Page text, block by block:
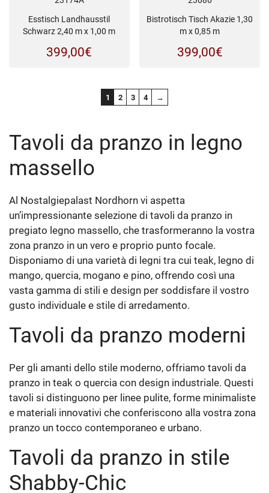
Esstisch Landhausstil
Schwarz 2,40 m x 1,00 m
399,00€
Bistrotisch Tisch Akazie 1,30
m x 0,85 m
399,00€
1 2 3 4 →
Tavoli da pranzo in legno
massello
Al Nostalgiepalast Nordhorn vi aspetta
un’impressionante selezione di tavoli da pranzo in
pregiato legno massello, che trasformeranno la vostra
zona pranzo in un vero e proprio punto focale.
Disponiamo di una varietà di legni tra cui teak, legno di
mango, quercia, mogano e pino, offrendo così una
vasta gamma di stili e design per soddisfare il vostro
gusto individuale e stile di arredamento.
Tavoli da pranzo moderni
Per gli amanti dello stile moderno, offriamo tavoli da
pranzo in teak o quercia con design industriale. Questi
tavoli si distinguono per linee pulite, forme minimaliste
e materiali innovativi che conferiscono alla vostra zona
pranzo un tocco contemporaneo e urbano.
Tavoli da pranzo in stile
Shabby-Chic